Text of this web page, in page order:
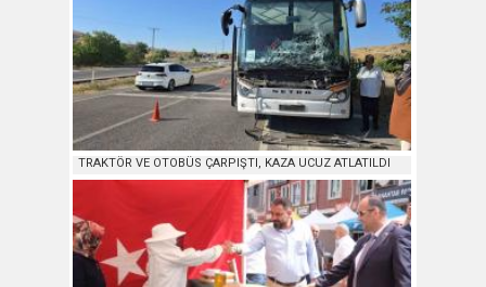
TRAKTÖR VE OTOBÜS ÇARPIŞTI, KAZA UCUZ ATLATILDI